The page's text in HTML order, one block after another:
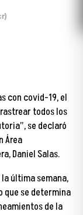
con covid-19, el
todos los
se declaró
Área
Daniel Salas.
última semana,
que se determina
de la